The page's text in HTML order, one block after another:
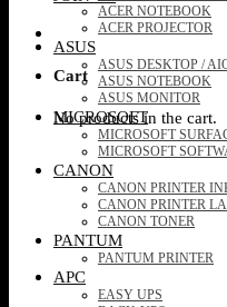
Cart
No products in the cart.
ACER NOTEBOOK
ACER PROJECTOR
ASUS
ASUS DESKTOP /
ASUS NOTEBOOK
ASUS MONITOR
MICROSOFT
MICROSOFT
MICROSOFT
CANON
CANON PRINTER
CANON PRINTER
CANON TONER
PANTUM
PANTUM PRINTER
APC
EASY UPS